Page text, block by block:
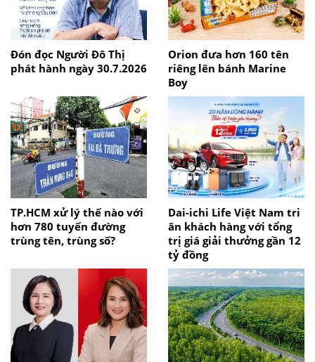
Đón đọc Người Đô Thị
phát hành ngày 30.7.2026
Orion đưa hơn 160 tên
riêng lên bánh Marine
Boy
TP.HCM xử lý thế nào với
hơn 780 tuyến đường
trùng tên, trùng số?
Dai-ichi Life Việt Nam tri
ân khách hàng với tổng
trị giá giải thưởng gần 12
tỷ đồng